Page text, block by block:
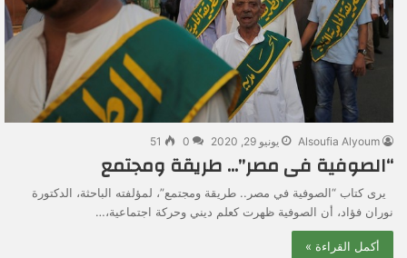
Alsoufia Alyoum يونيو 29, 2020 0
51
“الصوفية فى مصر”… طريقة ومجتمع
يرى كتاب “الصوفية في مصر.. طريقة ومجتمع”، لمؤلفته الباحثة، الدكتورة
نوران فؤاد، أن الصوفية ظهرت كعلم ديني وحركة اجتماعية،…
أكمل القراءة »